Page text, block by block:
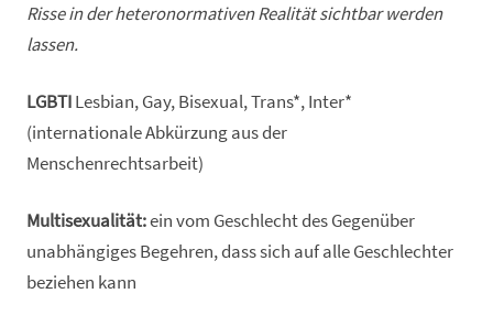
Risse in der heteronormativen Realität sichtbar werden
lassen.
LGBTILesbian, Gay, Bisexual, Trans*, Inter*
(internationale Abkürzung aus der
Menschenrechtsarbeit)
Multisexualität:ein vom Geschlecht des Gegenüber
unabhängiges Begehren, dass sich auf alle Geschlechter
beziehen kann